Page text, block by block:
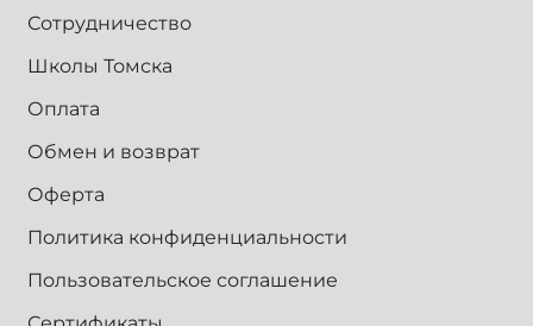
Сотрудничество
Школы Томска
Оплата
Обмен и возврат
Оферта
Политика конфиденциальности
Пользовательское соглашение